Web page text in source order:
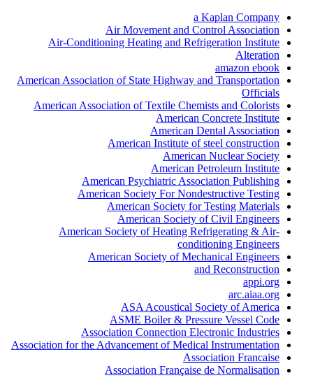
a Kaplan Company
Air Movement and Control Association
Air-Conditioning Heating and Refrigeration Institute
Alteration
amazon ebook
American Association of State Highway and Transportation
Officials
American Association of Textile Chemists and Colorists
American Concrete Institute
American Dental Association
American Institute of steel construction
American Nuclear Society
American Petroleum Institute
American Psychiatric Association Publishing
American Society For Nondestructive Testing
American Society for Testing Materials
American Society of Civil Engineers
American Society of Heating Refrigerating & Air-
conditioning Engineers
American Society of Mechanical Engineers
and Reconstruction
appi.org
arc.aiaa.org
ASA Acoustical Society of America
ASME Boiler & Pressure Vessel Code
Association Connection Electronic Industries
Association for the Advancement of Medical Instrumentation
Association Francaise
Association Française de Normalisation